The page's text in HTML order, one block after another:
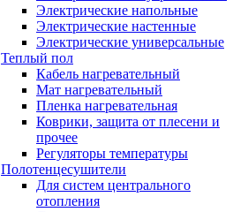
Электрические напольные
Электрические настенные
Электрические универсальные
Теплый пол
Кабель нагревательный
Мат нагревательный
Пленка нагревательная
Коврики, защита от плесени и
прочее
Регуляторы температуры
Полотенцесушители
Для систем центрального
отопления